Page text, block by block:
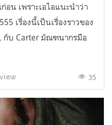
น เพราะเอไอแนะนำว่า
เรื่องนี้เป็นเรื่องราวของ
กับ Carter มัณฑนากรมือ
35